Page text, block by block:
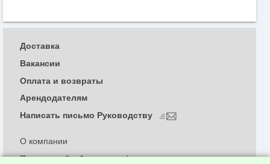
О компании
Политика обработки и конфиденциальности
Доставка
Вакансии
Оплата и возвраты
Арендодателям
Написать письмо Руководству